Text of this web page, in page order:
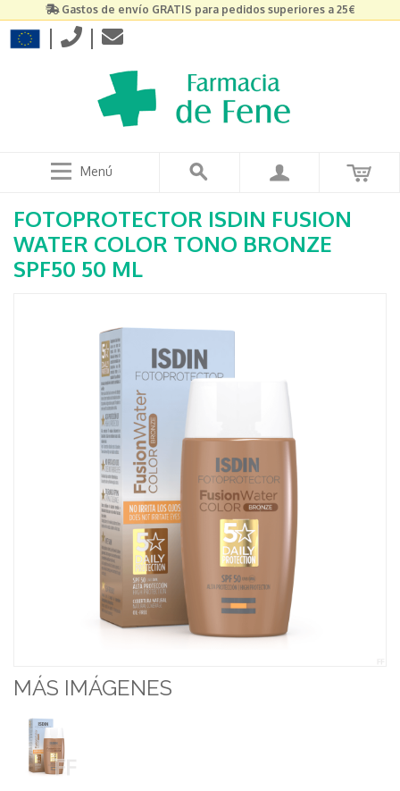
Gastos de envío GRATIS para pedidos superiores a 25€
| |
Menú
FOTOPROTECTOR ISDIN FUSION
WATER COLOR TONO BRONZE
SPF50 50 ML
MÁS IMÁGENES